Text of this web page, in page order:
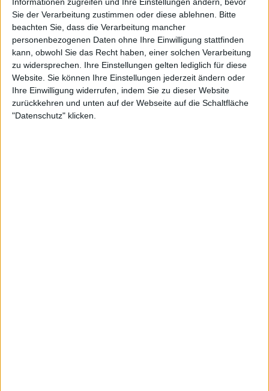
Sie der Verarbeitung zustimmen oder diese ablehnen.
Bitte
beachten Sie, dass die Verarbeitung mancher
personenbezogenen Daten ohne Ihre Einwilligung stattfinden
kann, obwohl Sie das Recht haben, einer solchen Verarbeitung
zu widersprechen. Ihre Einstellungen gelten lediglich für diese
Website. Sie können Ihre Einstellungen jederzeit ändern oder
Ihre Einwilligung widerrufen, indem Sie zu dieser Website
zurückkehren und unten auf der Webseite auf die Schaltfläche
"Datenschutz" klicken.
News